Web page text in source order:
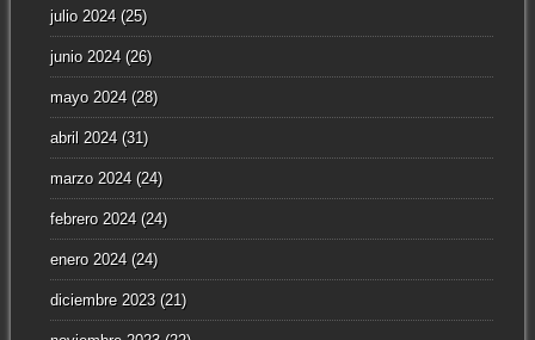
julio 2024(25)
junio 2024(26)
mayo 2024(28)
abril 2024(31)
marzo 2024(24)
febrero 2024(24)
enero 2024(24)
diciembre 2023(21)